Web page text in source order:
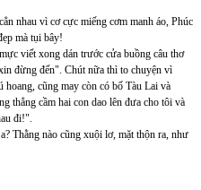
nhau vì cơ cực miếng cơm manh áo, Phúc
mà tụi bây!
viết xong dán trước cửa buồng câu thơ
đừng đến". Chút nữa thì to chuyện vì
cũng may còn có bố Tàu Lai và
thẳng cầm hai con dao lên đưa cho tôi và
đi!".
Thằng nào cũng xuội lơ, mặt thộn ra, như